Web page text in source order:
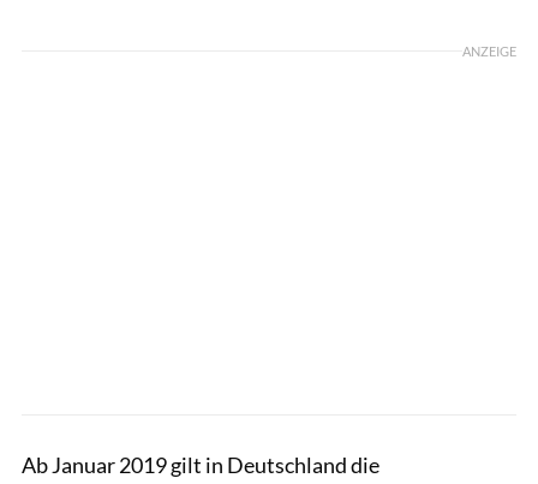
ANZEIGE
Ab Januar 2019 gilt in Deutschland die